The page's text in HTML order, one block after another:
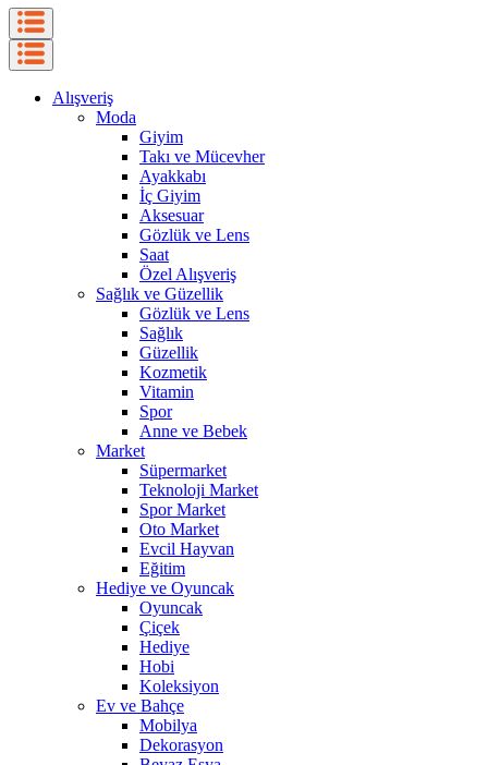
Alışveriş
Moda
Giyim
Takı ve Mücevher
Ayakkabı
İç Giyim
Aksesuar
Gözlük ve Lens
Saat
Özel Alışveriş
Sağlık ve Güzellik
Gözlük ve Lens
Sağlık
Güzellik
Kozmetik
Vitamin
Spor
Anne ve Bebek
Market
Süpermarket
Teknoloji Market
Spor Market
Oto Market
Evcil Hayvan
Eğitim
Hediye ve Oyuncak
Oyuncak
Çiçek
Hediye
Hobi
Koleksiyon
Ev ve Bahçe
Mobilya
Dekorasyon